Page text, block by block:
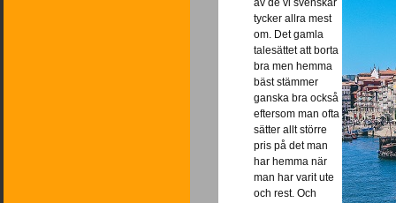
tycker allra mest
om. Det gamla
talesättet att borta
bra men hemma
bäst stämmer
ganska bra också
eftersom man ofta
sätter allt större
pris på det man
har hemma när
man har varit ute
och rest. Och